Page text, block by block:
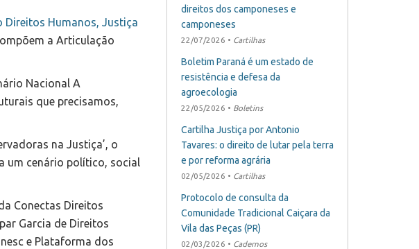
Direitos Humanos, Justiça
a Articulação
Nacional A
que precisamos,
na Justiça’, o
um cenário político, social
Conectas Direitos
Garcia de Direitos
e Plataforma dos
direitos dos camponeses e
camponeses
22/07/2026 • Cartilhas
Boletim Paraná é um estado de
resistência e defesa da
agroecologia
22/05/2026 • Boletins
Cartilha Justiça por Antonio
Tavares: o direito de lutar pela terra
e por reforma agrária
02/05/2026 • Cartilhas
Protocolo de consulta da
Comunidade Tradicional Caiçara da
Vila das Peças (PR)
02/03/2026 • Cadernos